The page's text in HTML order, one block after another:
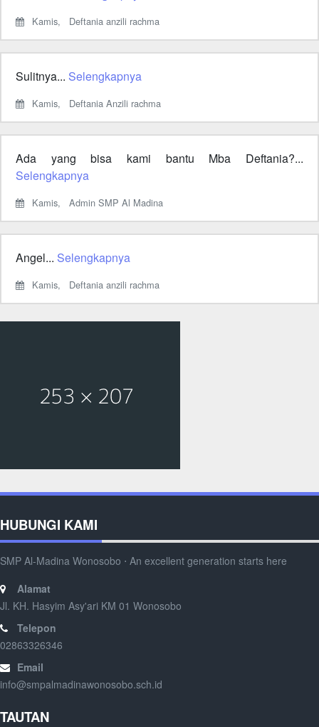
Kamis, Deftania anzili rachma
Sulitnya... Selengkapnya
Kamis, Deftania Anzili rachma
Ada yang bisa kami bantu Mba Deftania?...
Selengkapnya
Kamis, Admin SMP Al Madina
Angel... Selengkapnya
Kamis, Deftania anzili rachma
HUBUNGI KAMI
SMP Al-Madina Wonosobo ⋅ An excellent generation starts here
Alamat
Jl. KH. Hasyim Asy'ari KM 01 Wonosobo
Telepon
02863326346
Email
info@smpalmadinawonosobo.sch.id
TAUTAN